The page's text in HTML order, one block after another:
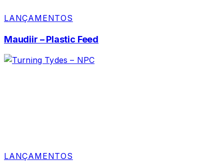
LANÇAMENTOS
Maudiir – Plastic Feed
LANÇAMENTOS